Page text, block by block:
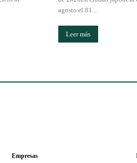
agosto el 81...
Leer más
Empresas